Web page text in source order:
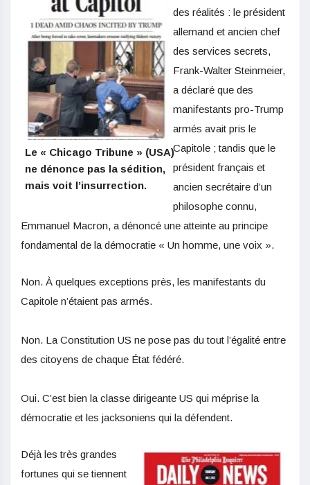
Le « Chicago Tribune » (USA)
ne dénonce pas la sédition,
mais voit l’insurrection.
des réalités : le président
allemand et ancien chef
des services secrets,
Frank-Walter Steinmeier,
a déclaré que des
manifestants pro-Trump
armés avait pris le
Capitole ; tandis que le
président français et
ancien secrétaire d’un
philosophe connu,
Emmanuel Macron, a dénoncé une atteinte au principe
fondamental de la démocratie « Un homme, une voix ».
Non. À quelques exceptions près, les manifestants du
Capitole n’étaient pas armés.
Non. La Constitution US ne pose pas du tout l’égalité entre
des citoyens de chaque État fédéré.
Oui. C’est bien la classe dirigeante US qui méprise la
démocratie et les jacksoniens qui la défendent.
Déjà les très grandes
fortunes qui se tiennent